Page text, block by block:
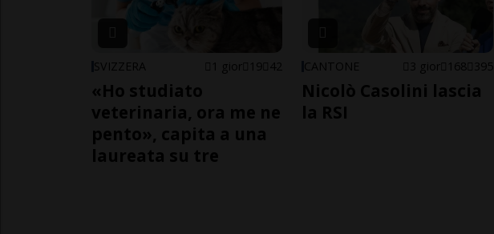
SVIZZERA 1 gior 19 42
«Ho studiato
veterinaria, ora me ne
pento», capita a una
laureata su tre
CANTONE 3 gior 168 395
Nicolò Casolini lascia
la RSI